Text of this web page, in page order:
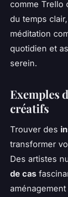
comme Trello
du temps
méditation
quotidien et
serein.
Exemples
créatifs
Trouver des
transformer
Des artistes
de cas